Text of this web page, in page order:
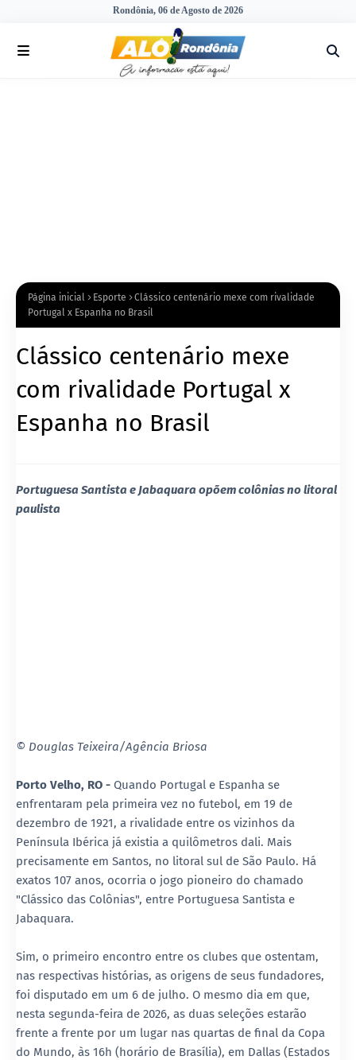
Rondônia, 06 de Agosto de 2026
Página inicial Esporte
Clássico centenário mexe com rivalidade
Portugal x Espanha no Brasil
Clássico centenário mexe
com rivalidade Portugal x
Espanha no Brasil
Portuguesa Santista e Jabaquara opõem colônias no litoral
paulista
© Douglas Teixeira/Agência Briosa
Porto Velho, RO - Quando Portugal e Espanha se
enfrentaram pela primeira vez no futebol, em 19 de
dezembro de 1921, a rivalidade entre os vizinhos da
Península Ibérica já existia a quilômetros dali. Mais
precisamente em Santos, no litoral sul de São Paulo. Há
exatos 107 anos, ocorria o jogo pioneiro do chamado
"Clássico das Colônias", entre Portuguesa Santista e
Jabaquara.
Sim, o primeiro encontro entre os clubes que ostentam,
nas respectivas histórias, as origens de seus fundadores,
foi disputado em um 6 de julho. O mesmo dia em que,
nesta segunda-feira de 2026, as duas seleções estarão
frente a frente por um lugar nas quartas de final da Copa
do Mundo, às 16h (horário de Brasília), em Dallas (Estados